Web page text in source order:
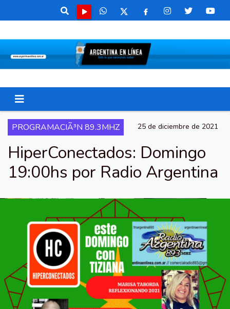
PROGRAMACIÃ³N 89.3MHZ 25 de diciembre de 2021
HiperConectados: Domingo
19:00hs por Radio Argentina